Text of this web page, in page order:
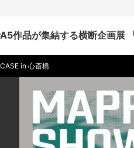
作品が集結する横断企画展
in 心斎橋